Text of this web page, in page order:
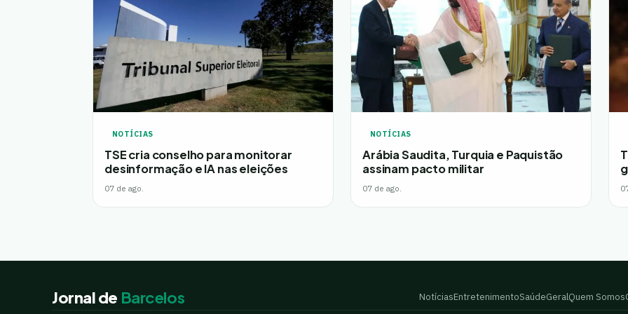
NOTÍCIAS
TSE cria conselho para monitorar
desinformação e IA nas eleições
07 de ago.
NOTÍCIAS
Arábia Saudita, Turquia e Paquistão
assinam pacto militar
07 de ago.
Jornal de Barcelos NotíciasEntretenimentoSaúdeGeralQuem Somos